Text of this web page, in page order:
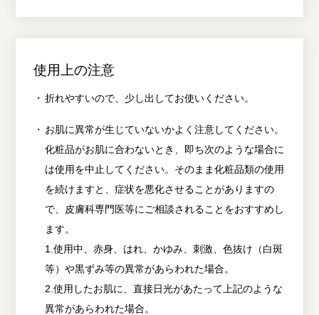
使用上の注意
折れやすいので、少し出してお使いください。
お肌に異常が生じていないかよく注意してください。
化粧品がお肌に合わないとき、即ち次のような場合に
は使用を中止してください。そのまま化粧品類の使用
を続けますと、症状を悪化させることがありますの
で、皮膚科専門医等にご相談されることをおすすめし
ます。
1.使用中、赤身、はれ、かゆみ、刺激、色抜け（白斑
等）や黒ずみ等の異常があらわれた場合。
2.使用したお肌に、直接日光があたって上記のような
異常があらわれた場合。